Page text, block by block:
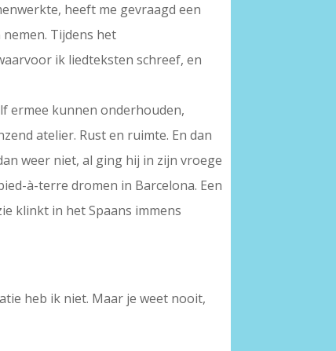
heeft me gevraagd een
Tijdens het
ik liedteksten schreef, en
ermee kunnen onderhouden,
atelier. Rust en ruimte. En dan
weer niet, al ging hij in zijn vroege
à-terre dromen in Barcelona. Een
klinkt in het Spaans immens
heb ik niet. Maar je weet nooit,